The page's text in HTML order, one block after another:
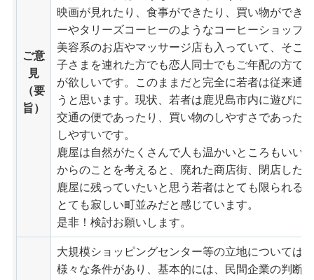
ご意
見
（要
旨）
映画が見れたり、食事ができたり、買い物ができ
ーやタリーズコーヒーのようなコーヒーショップ
美容系のお店やマッサージ店も入っていて、そこ
子さまを連れた方でも恋人同士でもご年配の方で
が欲しいです。このままだと完全に若者は従来通
うと思います。現状、若者は鹿児島市内に遊びに
交通の便であったり、買い物のしやすさであった
しやすいです。
鹿屋は自然がたくさんで人も温かいところもいい
からのことを考えると、廃れた商店街、閉店した
鹿屋に残っていたいと思う若者はとても限られる
とても寂しい町並みだと感じています。
是非！検討お願いします。
大規模ショッピングセンター等の立地については
様々な条件があり、基本的には、民間企業の判断